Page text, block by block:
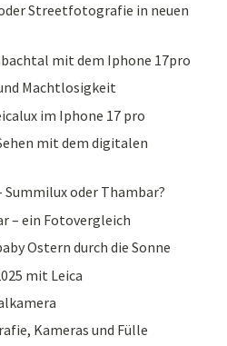
Streetfotografie in neuen
mit dem Iphone 17pro
Machtlosigkeit
im Iphone 17 pro
mit dem digitalen
Summilux oder Thambar?
– ein Fotovergleich
Ostern durch die Sonne
mit Leica
Kameras und Fülle